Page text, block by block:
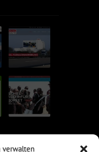
verwalten